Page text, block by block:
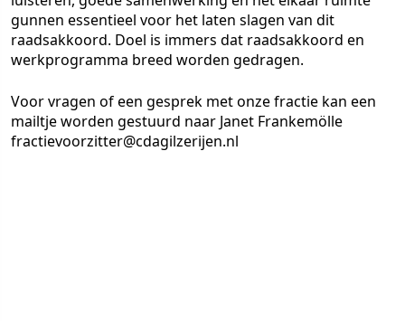
gunnen essentieel voor het laten slagen van dit
raadsakkoord. Doel is immers dat raadsakkoord en
werkprogramma breed worden gedragen.
Voor vragen of een gesprek met onze fractie kan een
mailtje worden gestuurd naar Janet Frankemölle
fractievoorzitter@cdagilzerijen.nl